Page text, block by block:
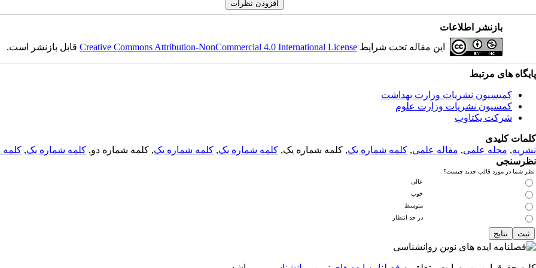
بازنشر اطلاعات
این مقاله تحت شرایط Creative Commons Attribution-NonCommercial 4.0 International Licenseقابل بازنشر است.
پایگاه های مرتبط
کمیسیون نشریات وزارت بهداشت
کمسیون نشریات وزارت علوم
شرکت یکتاوب
کلمات کلیدی
نشریه, مجله علمی, مقاله علمی, کلمه شماره یک, کلمه شماره یک, کلمه شماره یک, کلمه شماره یک, کلمه شماره دو, کلمه شماره یک, کلمه
نظرسنجی
نظر شما در مورد قالب جدید چیست؟
عالی
خوب
متوسط
در حد انتظار